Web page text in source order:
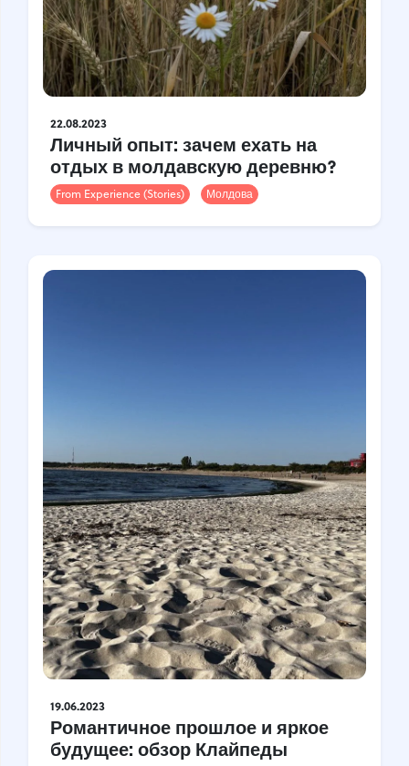
22.08.2023
Личный опыт: зачем ехать на
отдых в молдавскую деревню?
From Experience (Stories) Молдова
19.06.2023
Романтичное прошлое и яркое
будущее: обзор Клайпеды